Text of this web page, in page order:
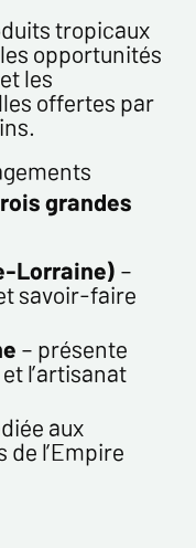
tropicaux
opportunités
les
offertes par
grandes
Lorraine) –
savoir-faire
– présente
l’artisanat
aux
l’Empire